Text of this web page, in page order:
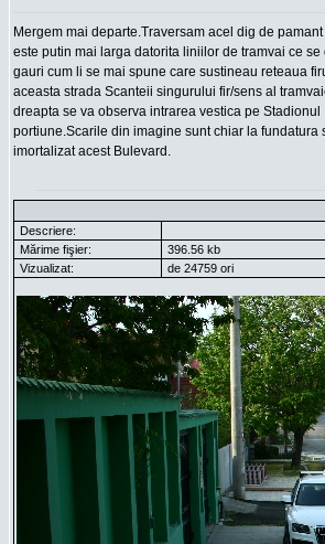
Mergem mai departe.Traversam acel dig de
este putin mai larga datorita liniilor de tramvai ce
gauri cum li se mai spune care sustineau reteaua
aceasta strada Scanteii singurului fir/sens al
dreapta se va observa intrarea vestica pe
portiune.Scarile din imagine sunt chiar la
imortalizat acest Bulevard.
Descriere:
Mărime fişier:
396.56 kb
Vizualizat:
de 24759 ori